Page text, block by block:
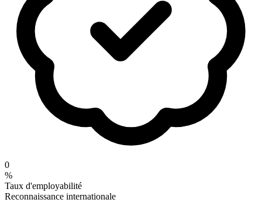
0
%
Taux d'employabilité
Reconnaissance internationale